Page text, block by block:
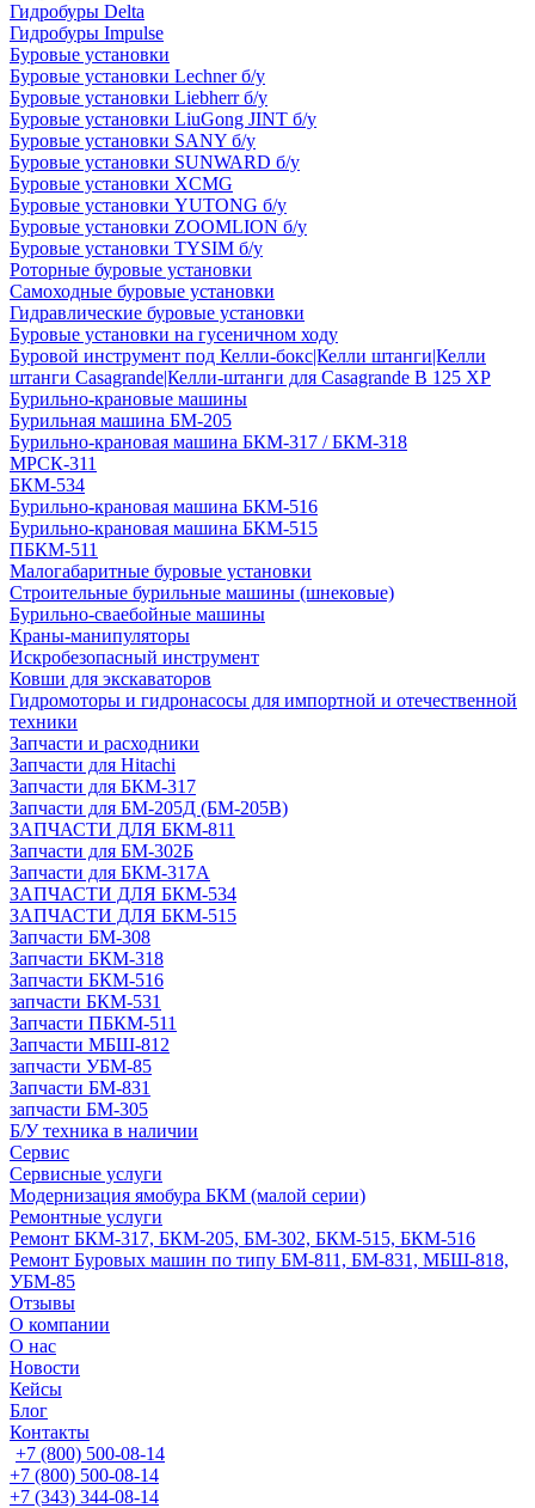
Гидробуры Delta
Гидробуры Impulse
Буровые установки
Буровые установки Lechner б/у
Буровые установки Liebherr б/у
Буровые установки LiuGong JINT б/у
Буровые установки SANY б/у
Буровые установки SUNWARD б/у
Буровые установки XCMG
Буровые установки YUTONG б/у
Буровые установки ZOOMLION б/у
Буровые установки TYSIM б/у
Роторные буровые установки
Самоходные буровые установки
Гидравлические буровые установки
Буровые установки на гусеничном ходу
Буровой инструмент под Келли-бокс|Келли штанги|Келли
штанги Casagrande|Келли-штанги для Casagrande B 125 XP
Бурильно-крановые машины
Бурильная машина БМ-205
Бурильно-крановая машина БКМ-317 / БКМ-318
МРСК-311
БКМ-534
Бурильно-крановая машина БКМ-516
Бурильно-крановая машина БКМ-515
ПБКМ-511
Малогабаритные буровые установки
Строительные бурильные машины (шнековые)
Бурильно-сваебойные машины
Краны-манипуляторы
Искробезопасный инструмент
Ковши для экскаваторов
Гидромоторы и гидронасосы для импортной и отечественной
техники
Запчасти и расходники
Запчасти для Hitachi
Запчасти для БКМ-317
Запчасти для БМ-205Д (БМ-205В)
ЗАПЧАСТИ ДЛЯ БКМ-811
Запчасти для БМ-302Б
Запчасти для БКМ-317А
ЗАПЧАСТИ ДЛЯ БКМ-534
ЗАПЧАСТИ ДЛЯ БКМ-515
Запчасти БМ-308
Запчасти БКМ-318
Запчасти БКМ-516
запчасти БКМ-531
Запчасти ПБКМ-511
Запчасти МБШ-812
запчасти УБМ-85
Запчасти БМ-831
запчасти БМ-305
Б/У техника в наличии
Сервис
Сервисные услуги
Модернизация ямобура БКМ (малой серии)
Ремонтные услуги
Ремонт БКМ-317, БКМ-205, БМ-302, БКМ-515, БКМ-516
Ремонт Буровых машин по типу БМ-811, БМ-831, МБШ-818,
УБМ-85
Отзывы
О компании
О нас
Новости
Кейсы
Блог
Контакты
+7 (800) 500-08-14
+7 (800) 500-08-14
+7 (343) 344-08-14